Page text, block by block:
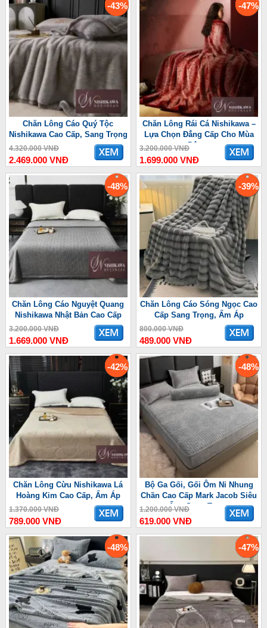
-43%
Chăn Lông Cáo Quý Tộc
Nishikawa Cao Cấp, Sang Trọng
4.320.000 VNĐ
2.469.000 VNĐ
-47%
Chăn Lông Rái Cá Nishikawa –
Lựa Chọn Đẳng Cấp Cho Mùa
Đông
3.200.000 VNĐ
1.699.000 VNĐ
-48%
Chăn Lông Cáo Nguyệt Quang
Nishikawa Nhật Bản Cao Cấp
3.200.000 VNĐ
1.669.000 VNĐ
-39%
Chăn Lông Cáo Sóng Ngọc Cao
Cấp Sang Trọng, Ấm Áp
800.000 VNĐ
489.000 VNĐ
-42%
Chăn Lông Cừu Nishikawa Lá
Hoàng Kim Cao Cấp, Ấm Áp
1.370.000 VNĐ
789.000 VNĐ
-48%
Bộ Ga Gối, Gối Ôm Nỉ Nhung
Chần Cao Cấp Mark Jacob Siêu
Ấm, Sang Trọng
1.200.000 VNĐ
619.000 VNĐ
-48% -47%